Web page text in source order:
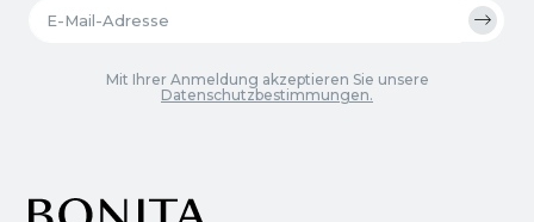
Mit Ihrer Anmeldung akzeptieren Sie unsere
Datenschutzbestimmungen.